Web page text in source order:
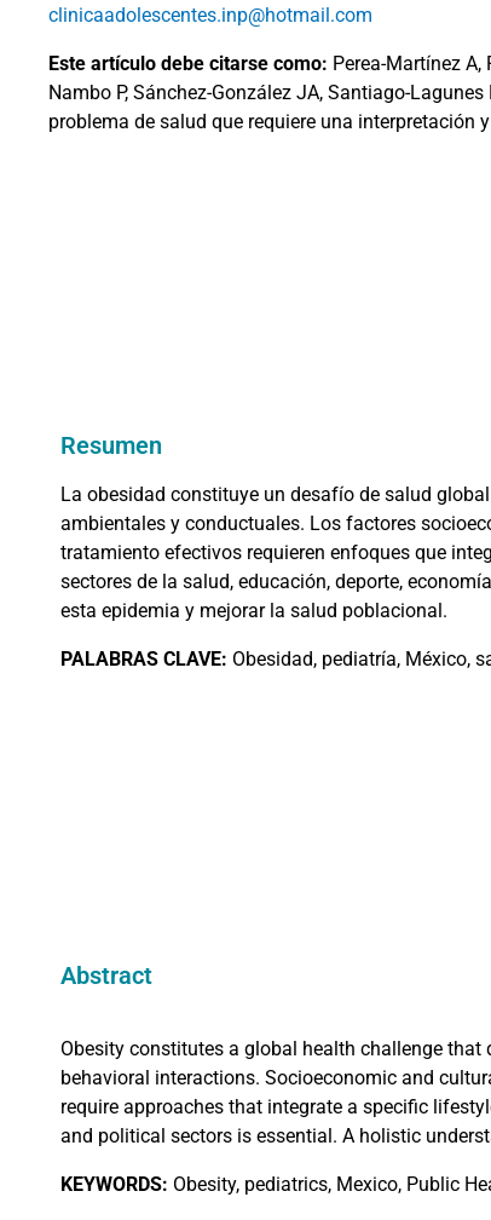
clinicaadolescentes.inp@hotmail.com
Este artículo debe citarse como: Perea-Martínez
Nambo P, Sánchez-González JA, Santiago-
problema de salud que requiere una
Resumen
La obesidad constituye un desafío de salud
ambientales y conductuales. Los factores
tratamiento efectivos requieren enfoques que
sectores de la salud, educación, deporte,
esta epidemia y mejorar la salud poblacional.
PALABRAS CLAVE: Obesidad, pediatría, México,
Abstract
Obesity constitutes a global health challenge
behavioral interactions. Socioeconomic and
require approaches that integrate a specific
and political sectors is essential. A holistic
KEYWORDS: Obesity, pediatrics, Mexico, Public